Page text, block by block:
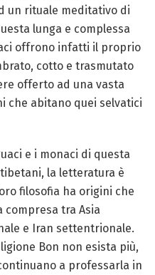
un rituale meditativo di
lunga e complessa
offrono infatti il proprio
cotto e trasmutato
offerto ad una vasta
che abitano quei selvatici
e i monaci di questa
la letteratura è
filosofia ha origini che
compresa tra Asia
e Iran settentrionale.
Bon non esista più,
a professarla in